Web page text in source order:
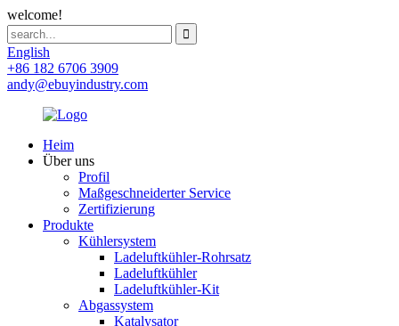
welcome!
English
+86 182 6706 3909
andy@ebuyindustry.com
Heim
Über uns
Profil
Maßgeschneiderter Service
Zertifizierung
Produkte
Kühlersystem
Ladeluftkühler-Rohrsatz
Ladeluftkühler
Ladeluftkühler-Kit
Abgassystem
Katalysator